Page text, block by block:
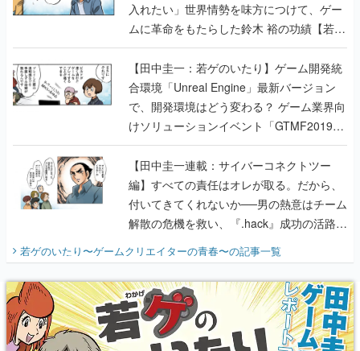
入れたい」世界情勢を味方につけて、ゲー
ムに革命をもたらした鈴木 裕の功績【若ゲ
のいたり】
【田中圭一：若ゲのいたり】ゲーム開発統
合環境「Unreal Engine」最新バージョン
で、開発環境はどう変わる？ ゲーム業界向
けソリューションイベント「GTMF2019」
に行って、より理解を深めよう【PR】
【田中圭一連載：サイバーコネクトツー
編】すべての責任はオレが取る。だから、
付いてきてくれないか──男の熱意はチーム
解散の危機を救い、『.hack』成功の活路を
開く。業界の快男児・松山 洋に流れる血は
『少年ジャンプ』色だった【若ゲのいた
り】
若ゲのいたり〜ゲームクリエイターの青春〜の記事一覧